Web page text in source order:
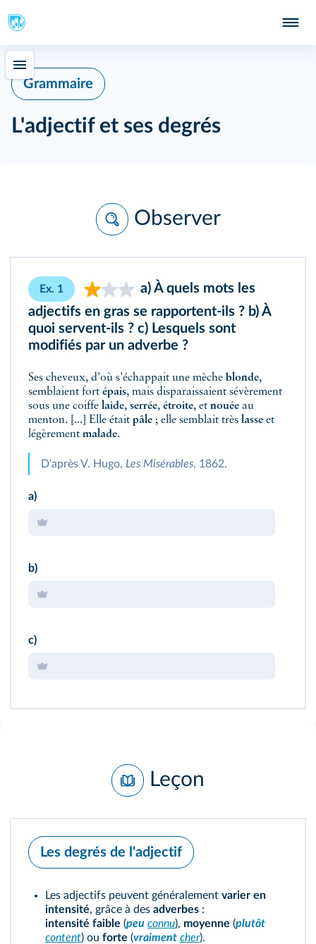
Grammaire
L'adjectif et ses degrés
Observer
Ex. 1
a) À quels mots les
adjectifs en gras se rapportent-ils ? b) À
quoi servent-ils ? c) Lesquels sont
modifiés par un adverbe ?
Ses cheveux, d'où s'échappait une mèche blonde,
semblaient fort épais, mais disparaissaient sévèrement
sous une coiffe laide, serrée, étroite, et nouée au
menton. [...] Elle était pâle ; elle semblait très lasse et
légèrement malade.
D'après V. Hugo, Les Misérables, 1862.
a)
b)
c)
Leçon
Les degrés de l'adjectif
Les adjectifs peuvent généralement varier en
intensité, grâce à des adverbes :
intensité faible (peu connu), moyenne (plutôt
content) ou forte (vraiment cher).